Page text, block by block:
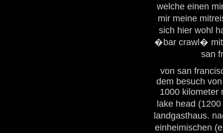
welche einen
mir meine
sich hier wohl
�bar crawl� mit
san
von san
dem besuch
1000 kilometer
lake head
landgasthaus.
einheimischen